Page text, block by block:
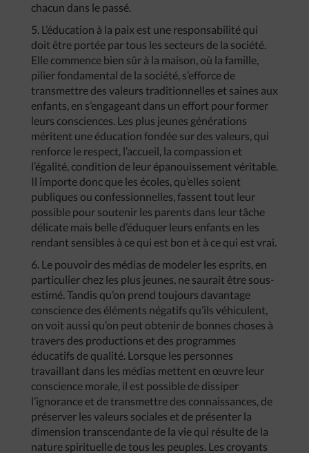
chacun dans le passé.
5. L’éducation à la paix est une responsabilité qui
doit être portée par tous les secteurs de la société.
Elle commence bien sûr à la maison, où la famille,
pilier fondamental de la société, s’efforce de
transmettre des valeurs traditionnelles et saines aux
enfants, en s’engageant dans un effort pour former
leurs consciences. Les plus jeunes générations
méritent une éducation fondée sur des valeurs, qui
renforce le respect, l’accueil, la compassion et
l’égalité, condition de leur épanouissement véritable.
Il importe donc que les écoles, qu’elles soient
publiques ou confessionnelles, fassent tout leur
possible pour soutenir les parents dans leur tâche
délicate mais belle d’éduquer leurs enfants en les
rendant sensibles à ce qui est bon et à ce qui est vrai.
6. Le pouvoir des médias de modeler les esprits, en
particulier chez les plus jeunes, ne saurait être sous-
estimé. Tandis qu’on prend toujours davantage
conscience des éléments négatifs qu’ils véhiculent,
on voit aussi qu’on peut obtenir de bonnes choses à
travers des productions et des programmes
éducatifs de qualité. Lorsque les personnes
travaillant dans les médias mettent en œuvre leur
conscience morale, il est possible de dissiper
l’ignorance et de transmettre des connaissances, de
préserver les valeurs sociales et de présenter la
dimension transcendante de la vie qui résulte de la
nature spirituelle de tous les peuples. Les croyants